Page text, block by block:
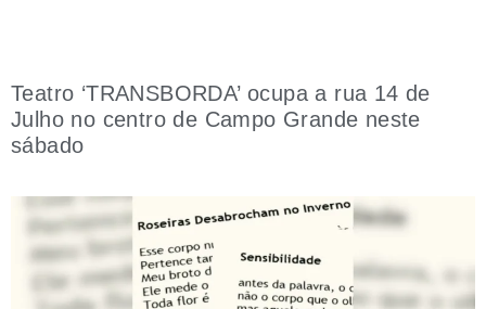
Teatro ‘TRANSBORDA’ ocupa a rua 14 de
Julho no centro de Campo Grande neste
sábado